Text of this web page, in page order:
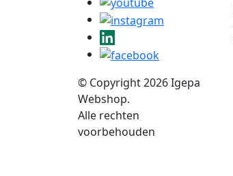
© Copyright 2026 Igepa
Webshop.
Alle rechten
voorbehouden